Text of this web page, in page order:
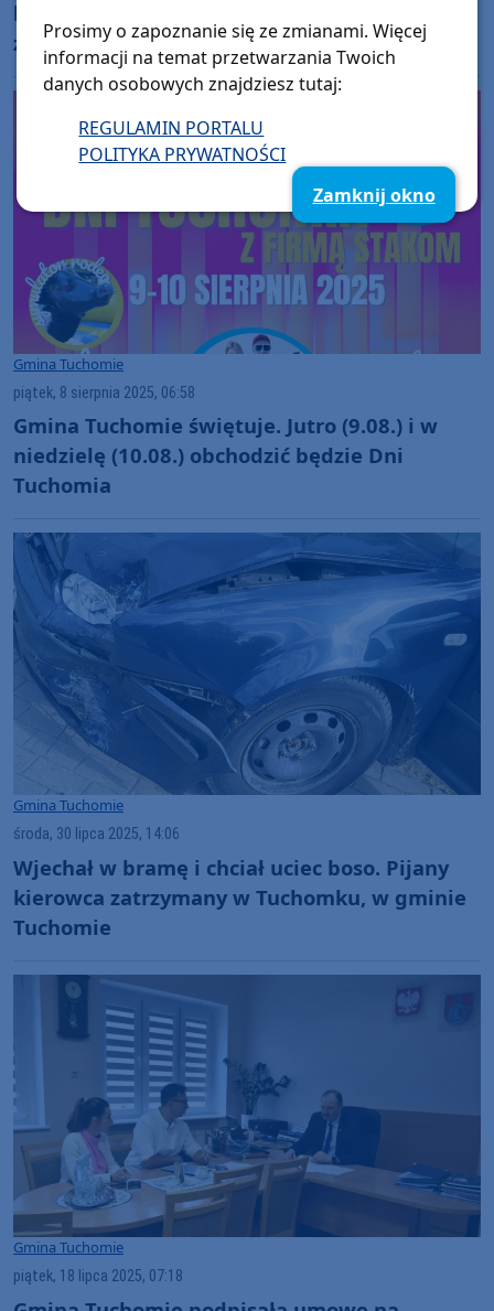
bytowskim. W czołowym zderzeniu osobówek
zginął 25-latek (FOTO, AKTUALIZACJA)
Gmina Tuchomie
piątek, 8 sierpnia 2025, 06:58
Gmina Tuchomie świętuje. Jutro (9.08.) i w
niedzielę (10.08.) obchodzić będzie Dni
Tuchomia
Gmina Tuchomie
środa, 30 lipca 2025, 14:06
Wjechał w bramę i chciał uciec boso. Pijany
kierowca zatrzymany w Tuchomku, w gminie
Tuchomie
Gmina Tuchomie
piątek, 18 lipca 2025, 07:18
Prosimy o zapoznanie się ze zmianami. Więcej
informacji na temat przetwarzania Twoich
danych osobowych znajdziesz tutaj:
REGULAMIN PORTALU
POLITYKA PRYWATNOŚCI
Zamknij okno